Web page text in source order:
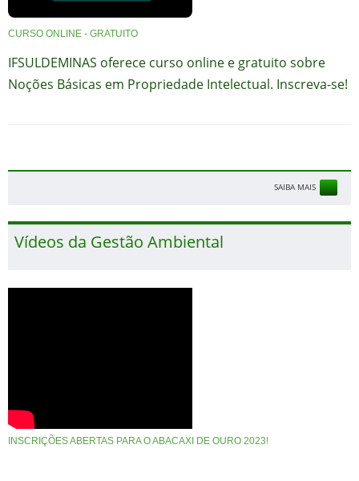
CURSO ONLINE - GRATUITO
IFSULDEMINAS oferece curso online e gratuito sobre
Noções Básicas em Propriedade Intelectual. Inscreva-se!
SAIBA MAIS
Vídeos da Gestão Ambiental
INSCRIÇÕES ABERTAS PARA O ABACAXI DE OURO 2023!